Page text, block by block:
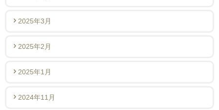
2025年3月
2025年2月
2025年1月
2024年11月